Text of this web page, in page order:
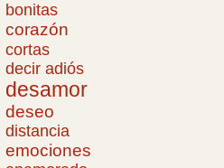
bonitas
corazón
cortas
decir adiós
desamor
deseo
distancia
emociones